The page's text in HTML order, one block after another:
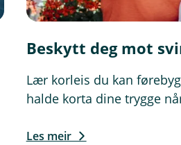
Beskytt deg mot
Lær korleis du kan
halde korta dine trygge
Les meir